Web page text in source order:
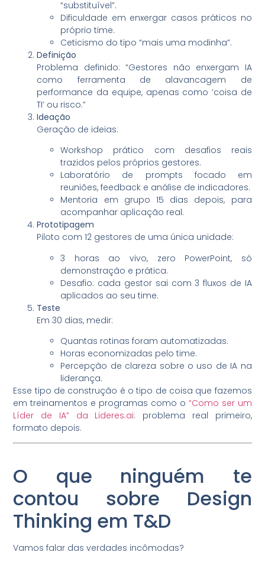
“substituível”.
Dificuldade em enxergar casos práticos no
próprio time.
Ceticismo do tipo “mais uma modinha”.
Definição
Problema definido: “Gestores não enxergam IA
como ferramenta de alavancagem de
performance da equipe, apenas como ‘coisa de
TI’ ou risco.”
Ideação
Geração de ideias:
Workshop prático com desafios reais
trazidos pelos próprios gestores.
Laboratório de prompts focado em
reuniões, feedback e análise de indicadores.
Mentoria em grupo 15 dias depois, para
acompanhar aplicação real.
Prototipagem
Piloto com 12 gestores de uma única unidade:
3 horas ao vivo, zero PowerPoint, só
demonstração e prática.
Desafio: cada gestor sai com 3 fluxos de IA
aplicados ao seu time.
Teste
Em 30 dias, medir:
Quantas rotinas foram automatizadas.
Horas economizadas pelo time.
Percepção de clareza sobre o uso de IA na
liderança.
Esse tipo de construção é o tipo de coisa que fazemos
em treinamentos e programas como o “Como ser um
Líder de IA” da Lideres.ai: problema real primeiro,
formato depois.
O que ninguém te
contou sobre Design
Thinking em T&D
Vamos falar das verdades incômodas?